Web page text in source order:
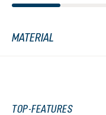
MATERIAL
TOP-FEATURES